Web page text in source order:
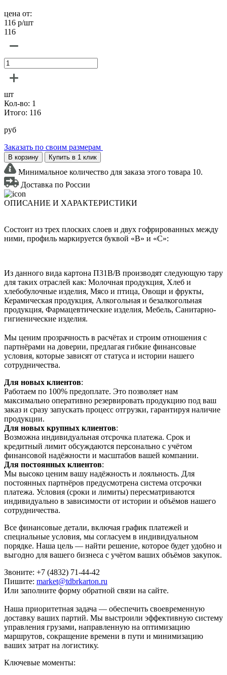
цена от:
116 р/шт
116
шт
Кол-во: 1
Итого: 116
руб
Заказать по своим размерам
В корзину Купить в 1 клик
Минимальное количество для заказа этого товара 10.
Доставка по России
ОПИСАНИЕ И ХАРАКТЕРИСТИКИ
Состоит из трех плоских слоев и двух гофрированных между
ними, профиль маркируется буквой «В» и «С»:
Из данного вида картона П31В/B производят следующую тару
для таких отраслей как: Молочная продукция, Хлеб и
хлебобулочные изделия, Мясо и птица, Овощи и фрукты,
Керамическая продукция, Алкогольная и безалкогольная
продукция, Фармацевтические изделия, Мебель, Санитарно-
гигиенические изделия.
Мы ценим прозрачность в расчётах и строим отношения с
партнёрами на доверии, предлагая гибкие финансовые
условия, которые зависят от статуса и истории нашего
сотрудничества.
Для новых клиентов:
Работаем по 100% предоплате. Это позволяет нам
максимально оперативно резервировать продукцию под ваш
заказ и сразу запускать процесс отгрузки, гарантируя наличие
продукции.
Для новых крупных клиентов:
Возможна индивидуальная отсрочка платежа. Срок и
кредитный лимит обсуждаются персонально с учётом
финансовой надёжности и масштабов вашей компании.
Для постоянных клиентов:
Мы высоко ценим вашу надёжность и лояльность. Для
постоянных партнёров предусмотрена система отсрочки
платежа. Условия (сроки и лимиты) пересматриваются
индивидуально в зависимости от истории и объёмов нашего
сотрудничества.
Все финансовые детали, включая график платежей и
специальные условия, мы согласуем в индивидуальном
порядке. Наша цель — найти решение, которое будет удобно и
выгодно для вашего бизнеса с учётом ваших объёмов закупок.
Звоните: +7 (4832) 71-44-42
Пишите: market@tdbrkarton.ru
Или заполните форму обратной связи на сайте.
Наша приоритетная задача — обеспечить своевременную
доставку ваших партий. Мы выстроили эффективную систему
управления грузами, направленную на оптимизацию
маршрутов, сокращение времени в пути и минимизацию
ваших затрат на логистику.
Ключевые моменты: